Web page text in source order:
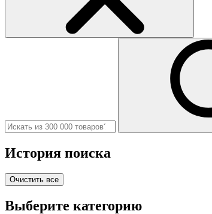
История поиска
Очистить все
Выберите категорию